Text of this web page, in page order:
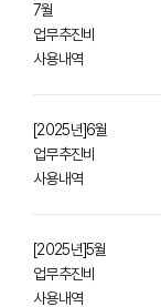
7월
업무추진비
사용내역
[2025년]6월
업무추진비
사용내역
[2025년]5월
업무추진비
사용내역